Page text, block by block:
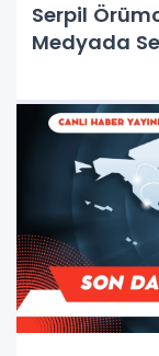
Serpil
Medyada